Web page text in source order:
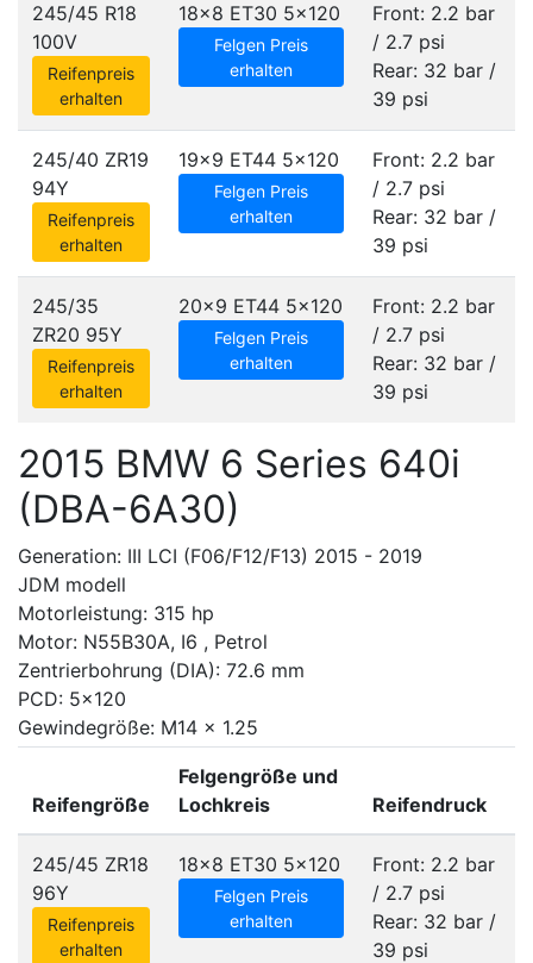
245/45 R18
100V
Reifenpreis
erhalten
18x8 ET30 5x120
Felgen Preis
erhalten
Front: 2.2 bar
/ 2.7 psi
Rear: 32 bar /
39 psi
245/40 ZR19
94Y
Reifenpreis
erhalten
19x9 ET44 5x120
Felgen Preis
erhalten
Front: 2.2 bar
/ 2.7 psi
Rear: 32 bar /
39 psi
245/35
ZR20 95Y
Reifenpreis
erhalten
20x9 ET44 5x120
Felgen Preis
erhalten
Front: 2.2 bar
/ 2.7 psi
Rear: 32 bar /
39 psi
2015 BMW 6 Series 640i
(DBA-6A30)
Generation: III LCI (F06/F12/F13) 2015 - 2019
JDM modell
Motorleistung: 315 hp
Motor: N55B30A, I6 , Petrol
Zentrierbohrung (DIA): 72.6 mm
PCD: 5x120
Gewindegröße: M14 x 1.25
Reifengröße
Felgengröße und
Lochkreis
Reifendruck
245/45 ZR18
96Y
Reifenpreis
erhalten
18x8 ET30 5x120
Felgen Preis
erhalten
Front: 2.2 bar
/ 2.7 psi
Rear: 32 bar /
39 psi